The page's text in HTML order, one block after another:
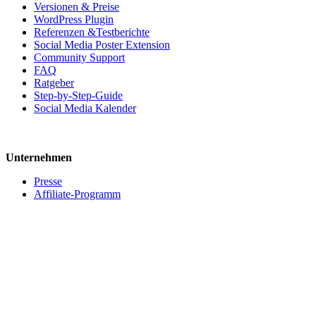
Versionen & Preise
WordPress Plugin
Referenzen &Testberichte
Social Media Poster Extension
Community Support
FAQ
Ratgeber
Step-by-Step-Guide
Social Media Kalender
Unternehmen
Presse
Affiliate-Programm